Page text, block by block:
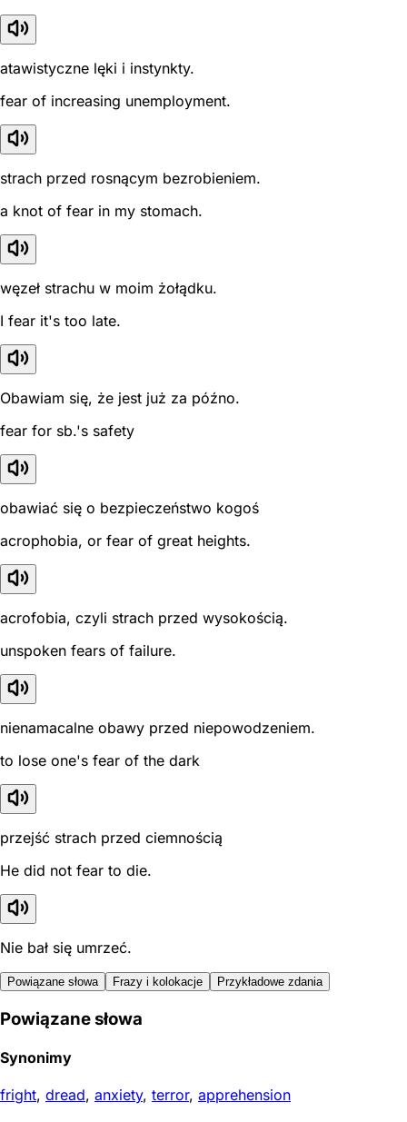
atawistyczne lęki i instynkty.
fear of increasing unemployment.
strach przed rosnącym bezrobieniem.
a knot of fear in my stomach.
węzeł strachu w moim żołądku.
I fear it's too late.
Obawiam się, że jest już za późno.
fear for sb.'s safety
obawiać się o bezpieczeństwo kogoś
acrophobia, or fear of great heights.
acrofobia, czyli strach przed wysokością.
unspoken fears of failure.
nienamacalne obawy przed niepowodzeniem.
to lose one's fear of the dark
przejść strach przed ciemnością
He did not fear to die.
Nie bał się umrzeć.
Powiązane słowa Frazy i kolokacje Przykładowe zdania
Powiązane słowa
Synonimy
fright, dread, anxiety, terror, apprehension